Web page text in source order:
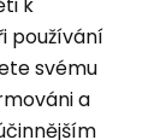
používání
svému
a